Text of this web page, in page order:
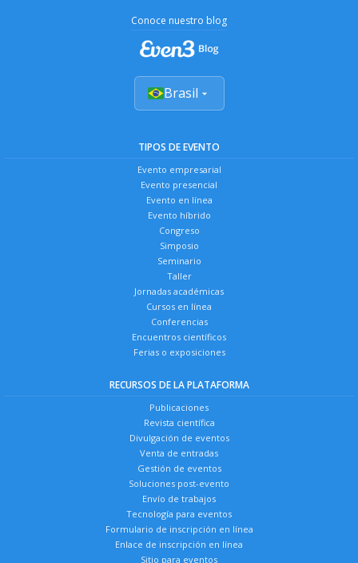
Conoce nuestro blog
Brasil
TIPOS DE EVENTO
Evento empresarial
Evento presencial
Evento en línea
Evento híbrido
Congreso
Simposio
Seminario
Taller
Jornadas académicas
Cursos en línea
Conferencias
Encuentros científicos
Ferias o exposiciones
RECURSOS DE LA PLATAFORMA
Publicaciones
Revista científica
Divulgación de eventos
Venta de entradas
Gestión de eventos
Soluciones post-evento
Envío de trabajos
Tecnología para eventos
Formulario de inscripción en línea
Enlace de inscripción en línea
Sitio para eventos